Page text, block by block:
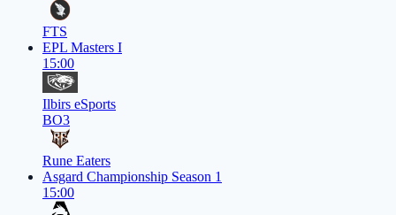
FTS
EPL Masters I
15:00
Ilbirs eSports
BO3
Rune Eaters
Asgard Championship Season 1
15:00